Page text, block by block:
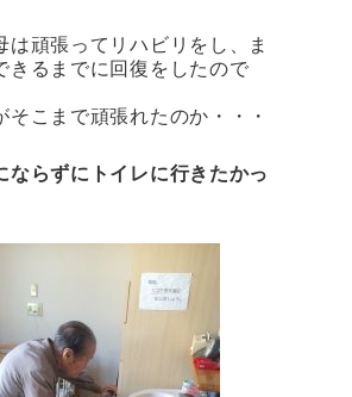
は頑張ってリハビリをし、ま
きるまでに回復をしたので
そこまで頑張れたのか・・・
ならずにトイレに行きたかっ